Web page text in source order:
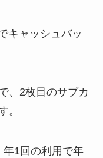
キャッシュバッ
、2枚目のサブカ
。
1回の利用で年